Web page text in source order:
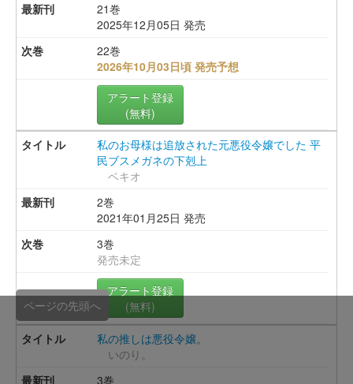
21巻
2025年12月05日 発売
22巻
2026年10月03日頃 発売予想
アラート登録
(無料)
私のお母様は追放された元悪役令嬢でした 平
民ブスメガネの下剋上
ベキオ
2巻
2021年01月25日 発売
3巻
発売未定
アラート登録
(無料)
私の推しは悪役令嬢。
いのり。
3巻
ページの先頭へ